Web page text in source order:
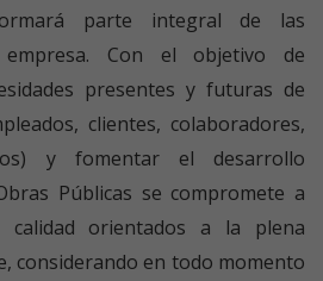
parte integral de las
Con el objetivo de
presentes y futuras de
clientes, colaboradores,
y fomentar el desarrollo
Públicas se compromete a
calidad orientados a la plena
considerando en todo momento